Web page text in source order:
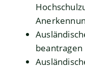
beantragen